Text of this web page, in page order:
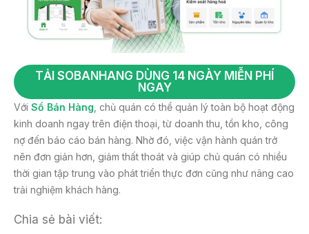
TẢI SOBANHANG DÙNG 14 NGÀY MIỄN PHÍ
NGAY
Với Sổ Bán Hàng , chủ quán có thể quản lý toàn bộ hoạt động
kinh doanh ngay trên điện thoại, từ doanh thu, tồn kho, công
nợ đến báo cáo bán hàng. Nhờ đó, việc vận hành quán trở
nên đơn giản hơn, giảm thất thoát và giúp chủ quán có nhiều
thời gian tập trung vào phát triển thực đơn cũng như nâng cao
trải nghiệm khách hàng.
Chia sẻ bài viết: